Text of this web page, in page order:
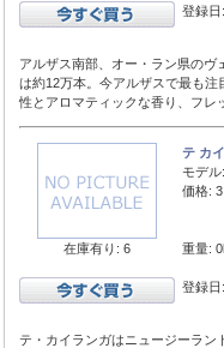
登録
アルザス南部、オー・ラン県の
は約12万本。今アルザスで最も
性とアロマティックな香り、フレ
在庫有り: 6
テ カ
モデル:
価格:
重量:
登録
テ・カイランガはニュージーラン